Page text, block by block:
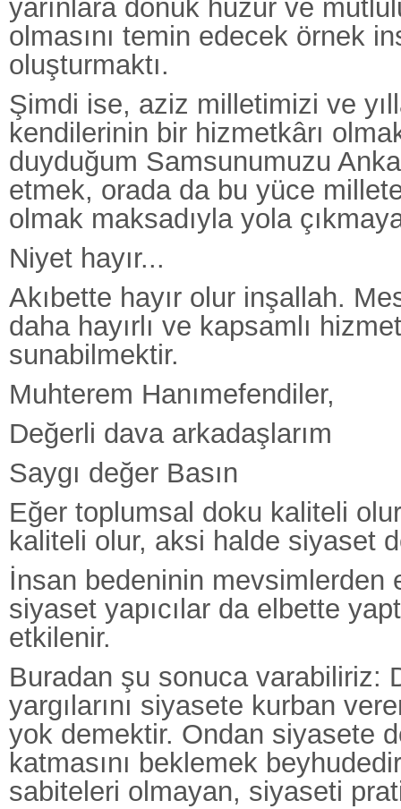
yarınlara dönük huzur ve
olmasını temin edecek örnek
oluşturmaktı.
Şimdi ise, aziz milletimizi ve
kendilerinin bir hizmetkârı
duyduğum Samsunumuzu
etmek, orada da bu yüce
olmak maksadıyla yola
Niyet hayır...
Akıbette hayır olur inşallah.
daha hayırlı ve kapsamlı
sunabilmektir.
Muhterem Hanımefendiler,
Değerli dava arkadaşlarım
Saygı değer Basın
Eğer toplumsal doku kaliteli
kaliteli olur, aksi halde siyaset
İnsan bedeninin mevsimlerden
siyaset yapıcılar da elbette
etkilenir.
Buradan şu sonuca varabiliriz:
yargılarını siyasete kurban
yok demektir. Ondan siyasete
katmasını beklemek
sabiteleri olmayan, siyaseti